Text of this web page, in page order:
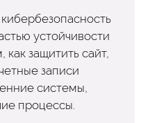
устойчивости
защитить сайт,
записи
системы,
процессы.